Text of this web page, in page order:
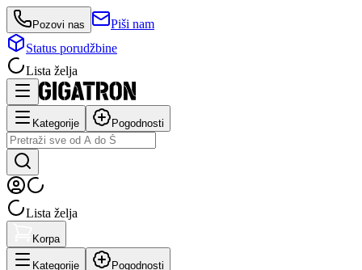
Pozovi nas
Piši nam
Status porudžbine
Lista želja
Kategorije Pogodnosti
Lista želja
Korpa
Kategorije Pogodnosti